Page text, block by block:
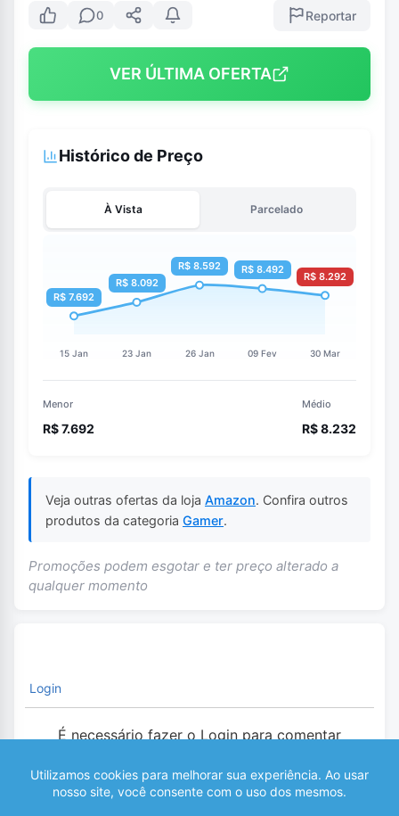
0 Reportar
VER ÚLTIMA OFERTA
Histórico de Preço
À Vista Parcelado
Menor
R$ 7.692
Médio
R$ 8.232
Veja outras ofertas da loja Amazon. Confira outros
produtos da categoria Gamer.
Promoções podem esgotar e ter preço alterado a
qualquer momento
Login
É necessário fazer o Login para comentar
0 COMENTÁRIOS